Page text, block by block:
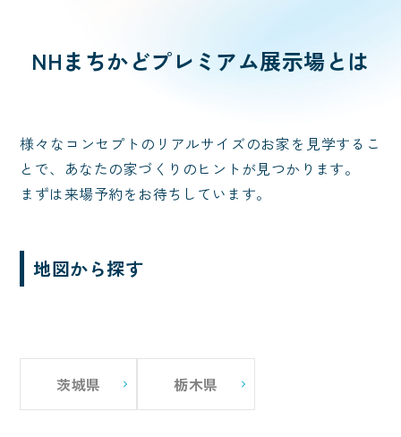
NHまちかどプレミアム展示場とは
様々なコンセプトのリアルサイズのお家を見学するこ
とで、あなたの家づくりのヒントが見つかります。
まずは来場予約をお待ちしています。
地図から探す
茨城県 栃木県